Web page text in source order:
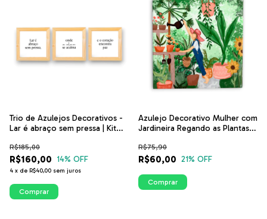
Trio de Azulejos Decorativos -
Lar é abraço sem pressa | Kit
R$160,00
R$185,00
14% OFF
4 x de R$40,00 sem juros
Comprar
Azulejo Decorativo Mulher com
Jardineira Regando as Plantas |
R$60,00
R$75,90
21% OFF
Comprar